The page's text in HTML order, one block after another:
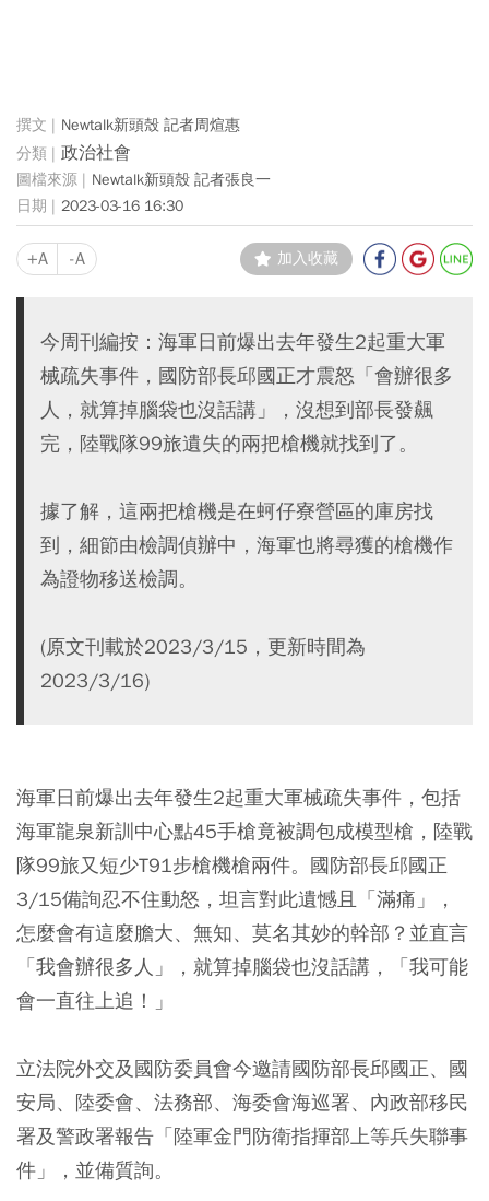
Newtalk新頭殼 記者周煊惠
政治社會
Newtalk新頭殼 記者張良一
2023-03-16 16:30
+A -A 加入收藏
今周刊編按：海軍日前爆出去年發生2起重大軍
械疏失事件，國防部長邱國正才震怒「會辦很多
人，就算掉腦袋也沒話講」，沒想到部長發飆
完，陸戰隊99旅遺失的兩把槍機就找到了。
據了解，這兩把槍機是在蚵仔寮營區的庫房找
到，細節由檢調偵辦中，海軍也將尋獲的槍機作
為證物移送檢調。
(原文刊載於2023/3/15，更新時間為
2023/3/16)
海軍日前爆出去年發生2起重大軍械疏失事件，包括
海軍龍泉新訓中心點45手槍竟被調包成模型槍，陸戰
隊99旅又短少T91步槍機槍兩件。國防部長邱國正
3/15備詢忍不住動怒，坦言對此遺憾且「滿痛」，
怎麼會有這麼膽大、無知、莫名其妙的幹部？並直言
「我會辦很多人」，就算掉腦袋也沒話講，「我可能
會一直往上追！」
立法院外交及國防委員會今邀請國防部長邱國正、國
安局、陸委會、法務部、海委會海巡署、內政部移民
署及警政署報告「陸軍金門防衛指揮部上等兵失聯事
件」，並備質詢。